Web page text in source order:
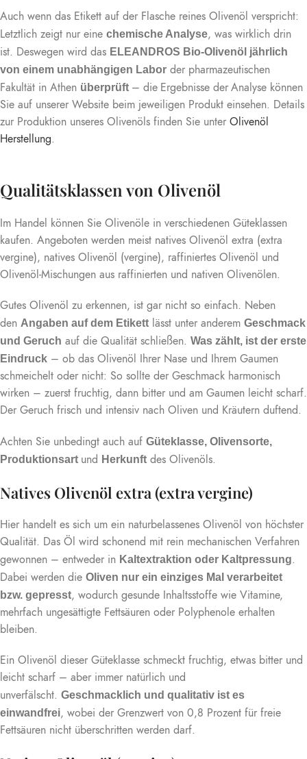
Auch wenn das Etikett auf der Flasche reines Olivenöl verspricht:
Letztlich zeigt nur eine chemische Analyse, was wirklich drin
ist. Deswegen wird das ELEANDROS Bio-Olivenöl jährlich
von einem unabhängigen Labor der pharmazeutischen
Fakultät in Athen überprüft – die Ergebnisse derAnalyse können
Sie auf unserer Website beim jeweiligen Produkt einsehen. Details
zur Produktion unseres Olivenöls finden Sie unterOlivenöl
Herstellung.
Qualitätsklassen von Olivenöl
Im Handel können Sie Olivenöle in verschiedenen Güteklassen
kaufen. Angeboten werden meist natives Olivenöl extra (extra
vergine), natives Olivenöl (vergine), raffiniertes Olivenöl und
Olivenöl-Mischungen aus raffinierten und nativen Olivenölen.
Gutes Olivenöl zu erkennen, ist gar nicht so einfach. Neben
den Angaben auf dem Etikett lässt unter anderem Geschmack
und Geruch auf die Qualität schließen. Was zählt, ist der erste
Eindruck – ob das Olivenöl Ihrer Nase und Ihrem Gaumen
schmeichelt oder nicht: So sollte der Geschmack harmonisch
wirken – zuerst fruchtig, dann bitter und am Gaumen leicht scharf.
Der Geruch frisch und intensiv nach Oliven und Kräutern duftend.
Achten Sie unbedingt auch auf Güteklasse, Olivensorte,
Produktionsart und Herkunft des Olivenöls.
Natives Olivenöl extra (extra vergine)
Hier handelt es sich um ein naturbelassenes Olivenöl von höchster
Qualität. Das Öl wird schonend mit rein mechanischen Verfahren
gewonnen – entweder in Kaltextraktion oder Kaltpressung.
Dabei werden die Oliven nur ein einziges Mal verarbeitet
bzw. gepresst, wodurch gesunde Inhaltsstoffe wie Vitamine,
mehrfach ungesättigte Fettsäuren oder Polyphenole erhalten
bleiben.
Ein Olivenöl dieser Güteklasse schmeckt fruchtig, etwas bitter und
leicht scharf – aber immer natürlich und
unverfälscht. Geschmacklich und qualitativ ist es
einwandfrei, wobei der Grenzwert von 0,8 Prozent für freie
Fettsäuren nicht überschritten werden darf.